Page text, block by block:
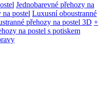
Jednobarevné přehozy na
postel Luxusní oboustranné
přehozy na postel 3D +
na postel s potiskem